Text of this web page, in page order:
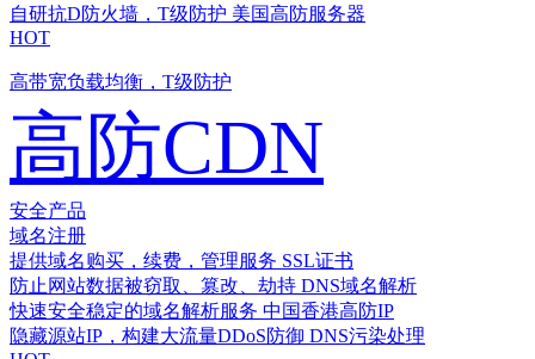
自研抗D防火墙，T级防护 美国高防服务器
HOT
高带宽负载均衡，T级防护
高防CDN
安全产品
域名注册
提供域名购买，续费，管理服务 SSL证书
防止网站数据被窃取、篡改、劫持 DNS域名解析
快速安全稳定的域名解析服务 中国香港高防IP
隐藏源站IP，构建大流量DDoS防御 DNS污染处理